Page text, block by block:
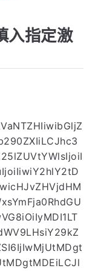
入指定激